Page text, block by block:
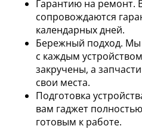
Гарантию на ремонт.
сопровождаются
календарных дней.
Бережный подход. Мы
с каждым
закручены, а
свои места.
Подготовка
вам гаджет
готовым к работе.